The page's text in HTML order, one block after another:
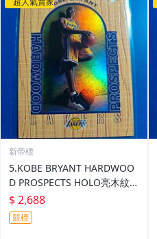
新帝標
5.KOBE BRYANT HARDWOO
D PROSPECTS HOLO亮木紋造
型特卡!1997 UPPER DECK
$ 2,688
競標